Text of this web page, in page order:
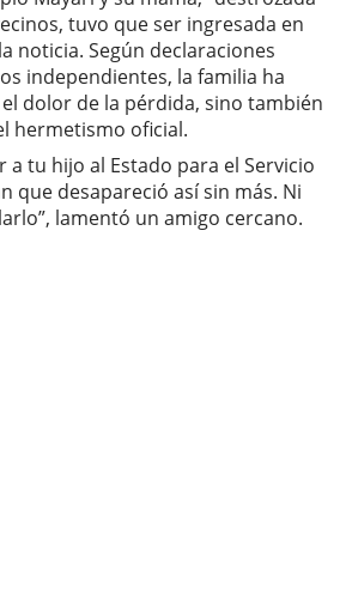
tuvo que ser ingresada en
noticia. Según declaraciones
independientes, la familia ha
dolor de la pérdida, sino también
hermetismo oficial.
a tu hijo al Estado para el Servicio
que desapareció así sin más. Ni
lamentó un amigo cercano.